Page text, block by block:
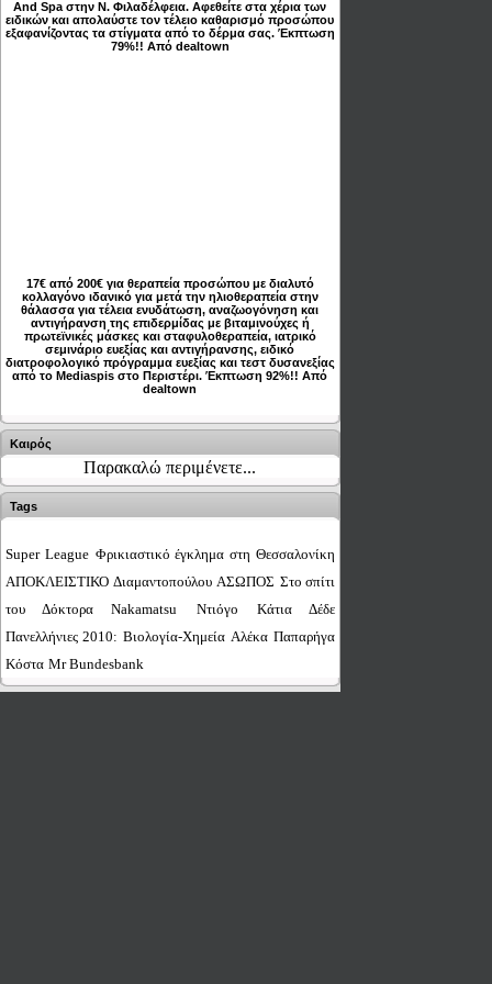
And Spa στην Ν. Φιλαδέλφεια. Αφεθείτε στα χέρια των
ειδικών και απολαύστε τον τέλειο καθαρισμό προσώπου
εξαφανίζοντας τα στίγματα από το δέρμα σας. Έκπτωση
79%!! Από dealtown
17€ από 200€ για θεραπεία προσώπου με διαλυτό
κολλαγόνο ιδανικό για μετά την ηλιοθεραπεία στην
θάλασσα για τέλεια ενυδάτωση, αναζωογόνηση και
αντιγήρανση της επιδερμίδας με βιταμινούχες ή
πρωτεϊνικές μάσκες και σταφυλοθεραπεία, ιατρικό
σεμινάριο ευεξίας και αντιγήρανσης, ειδικό
διατροφολογικό πρόγραμμα ευεξίας και τεστ δυσανεξίας
από το Mediaspis στο Περιστέρι. Έκπτωση 92%!! Από
dealtown
Καιρός
Παρακαλώ περιμένετε...
Tags
Super League Φρικιαστικό έγκλημα στη Θεσσαλονίκη
ΑΠΟΚΛΕΙΣΤΙΚΟ Διαμαντοπούλου ΑΣΩΠΟΣ Στο σπίτι
του Δόκτορα Nakamatsu
Nτιόγο
Κάτια Δέδε
Πανελλήνιες 2010: Βιολογία-Χημεία Αλέκα Παπαρήγα
Κόστα Mr Bundesbank